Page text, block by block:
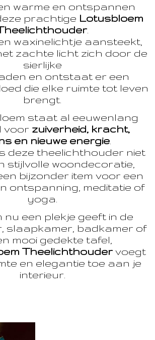
warme en ontspannen
prachtige Lotusbloem
.
waxinelichtje aansteekt,
zachte licht zich door de
sierlijke
en ontstaat er een
die elke ruimte tot leven
brengt.
staat al eeuwenlang
voor zuiverheid, kracht,
en nieuwe energie
deze theelichthouder niet
stijlvolle woondecoratie,
bijzonder item voor een
ontspanning, meditatie of
yoga.
nu een plekje geeft in de
slaapkamer, badkamer of
mooi gedekte tafel,
Theelichthoudervoegt
en elegantie toe aan je
interieur.